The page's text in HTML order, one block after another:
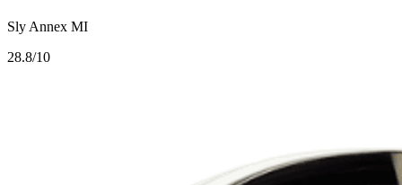
Sly Annex MI
28.8/10